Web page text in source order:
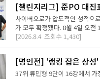
[챌린지리그] 준PO 대진
사이버오로가 압도적인 성적으
가 모두 확정됐다. 8월 4일 오전
[2026.8.4 조회수 1,430]
[명인전] '랭킹 잡은 상성
37위 류민형 9단이 16강에서